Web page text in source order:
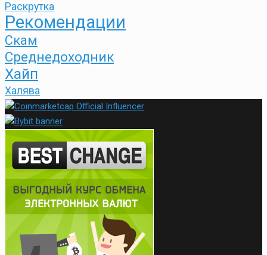
Раскрутка
Рекомендации
Скам
Среднедоходник
Хайп
Халява